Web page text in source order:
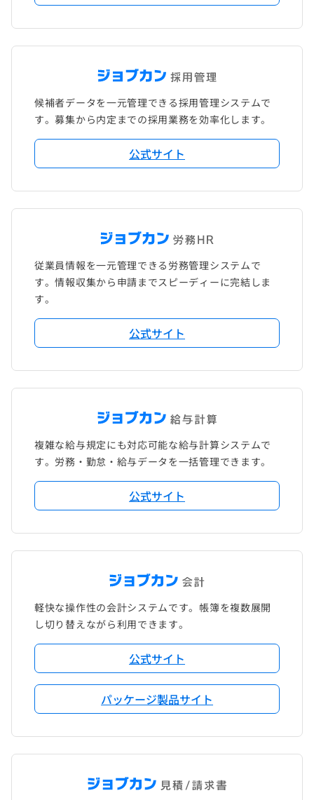
候補者データを一元管理できる採用管理システムで
す。募集から内定までの採用業務を効率化します。
公式サイト
従業員情報を一元管理できる労務管理システムで
す。情報収集から申請までスピーディーに完結しま
す。
公式サイト
複雑な給与規定にも対応可能な給与計算システムで
す。労務・勤怠・給与データを一括管理できます。
公式サイト
軽快な操作性の会計システムです。帳簿を複数展開
し切り替えながら利用できます。
公式サイト
パッケージ製品サイト